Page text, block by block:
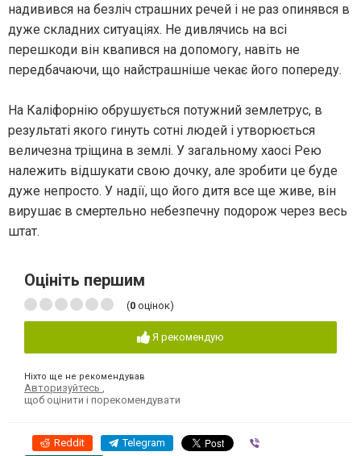
надивився на безліч страшних речей і не раз опинявся в
дуже складних ситуаціях. Не дивлячись на всі
перешкоди він квапився на допомогу, навіть не
передбачаючи, що найстрашніше чекає його попереду.
На Каліфорнію обрушується потужний землетрус, в
результаті якого гинуть сотні людей і утворюється
величезна тріщина в землі. У загальному хаосі Рею
належить відшукати свою дочку, але зробити це буде
дуже непросто. У надії, що його дитя все ще живе, він
вирушає в смертельно небезпечну подорож через весь
штат.
Оцініть першим
(0 оцінок)
Я рекомендую
Ніхто ще не рекомендував
Авторизуйтесь ,
щоб оцінити і порекомендувати
Reddit Telegram